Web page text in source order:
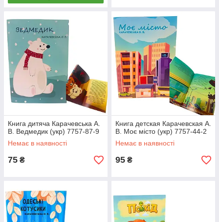
Книга дитяча Карачевська А.
В. Ведмедик (укр) 7757-87-9
Немає в наявності
75 ₴
Книга детская Карачевская А.
В. Моє місто (укр) 7757-44-2
Немає в наявності
95 ₴